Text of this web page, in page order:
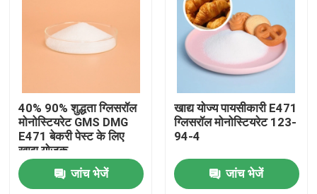
वीडियो
हमारे बारे में
कारखाना भ्रमण
40% 90% शुद्धता ग्लिसरॉल
मोनोस्टियरेट GMS DMG
E471 बेकरी पेस्ट के लिए
खाद्य योजक
जांच भेजें
खाद्य योज्य पायसीकारी E471
ग्लिसरॉल मोनोस्टियरेट 123-
94-4
जांच भेजें